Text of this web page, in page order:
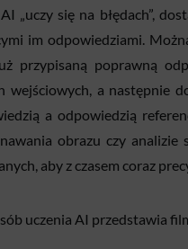
„uczy się na błędach”,
im odpowiedziami.
przypisaną poprawną
wejściowych, a następnie
a odpowiedzią
obrazu czy
aby z czasem coraz
uczenia AI przedstawia